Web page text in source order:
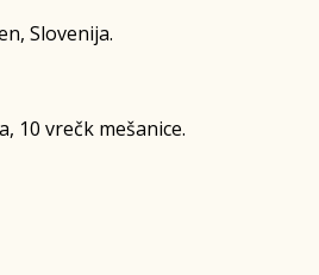
Slovenija.
10 vrečk mešanice.